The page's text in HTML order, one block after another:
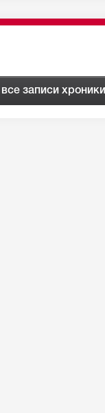
записи хроники